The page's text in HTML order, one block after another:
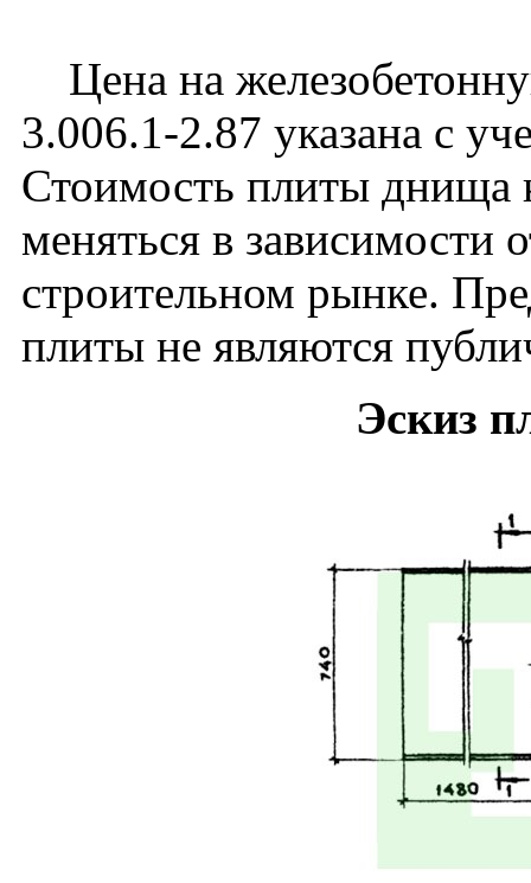
Цена на
3.006.1-2.87 указана с
Стоимость плиты днища
меняться в зависимости
строительном рынке.
плиты не являются
Эскиз